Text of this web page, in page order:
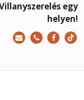
egy
helyen!